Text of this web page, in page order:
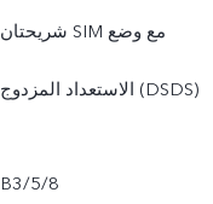
شريحتان SIM مع وضع
الاستعداد المزدوج (DSDS)
B3/5/8